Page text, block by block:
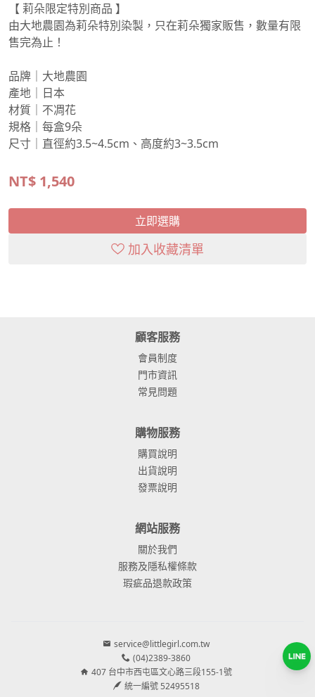
【 莉朵限定特別商品 】
由大地農園為莉朵特別染製，只在莉朵獨家販售，數量有限
售完為止！
品牌｜大地農園
產地｜日本
材質｜不凋花
規格｜每盒9朵
尺寸｜直徑約3.5~4.5cm、高度約3~3.5cm
NT$ 1,540
立即選購
加入收藏清單
顧客服務
會員制度
門市資訊
常見問題
購物服務
購買說明
出貨說明
發票說明
網站服務
關於我們
服務及隱私權條款
瑕疵品退款政策
service@littlegirl.com.tw
(04)2389-3860
407 台中市西屯區文心路三段155-1號
統一編號 52495518